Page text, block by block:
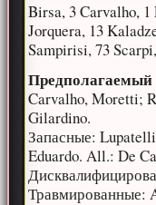
Birsa, 3 Carvalho, 1
Jorquera, 13
Sampirisi, 73
Предполагаемый
Carvalho, Moretti;
Gilardino.
Запасные:
Eduardo. All.: De
Травмированные: